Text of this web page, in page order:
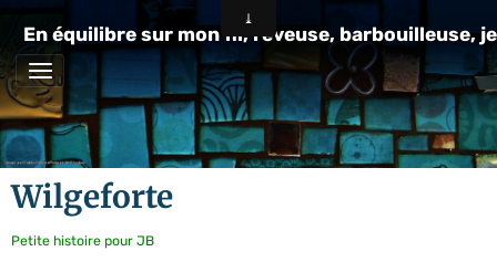
En équilibre sur mon fil, rêveuse, barbouilleuse,
Wilgeforte
Petite histoire pour JB